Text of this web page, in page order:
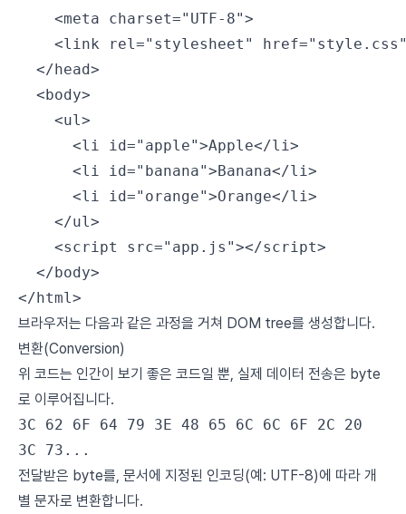
    <
meta charset="UTF-8">
    <
link rel="stylesheet" href=
  </
head>
  <
body>
    <
ul>
      <
li id="apple">Apple</li>
      <
li id="banana">Banana</li>
      <
li id="orange">Orange</li>
    </
ul>
    <
script src="app.js"></script>
  </
body>
</html>
브라우저는 다음과 같은 과정을 거쳐 DOM tree를 생성합니다.
변환(Conversion)
위 코드는 인간이 보기 좋은 코드일 뿐, 실제 데이터 전송은 byte
로 이루어집니다.
3C 62 6F 64 79 3E 48 65 6C 6C 6F 2C 20
3C 73...
전달받은 byte를, 문서에 지정된 인코딩(예: UTF-8)에 따라 개
별 문자로 변환합니다.